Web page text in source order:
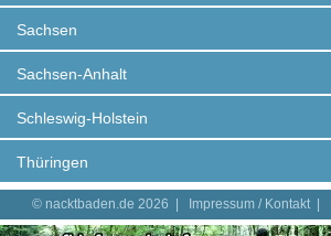
Sachsen
Sachsen-Anhalt
Schleswig-Holstein
Thüringen
© nacktbaden.de 2026 | Impressum / Kontakt|